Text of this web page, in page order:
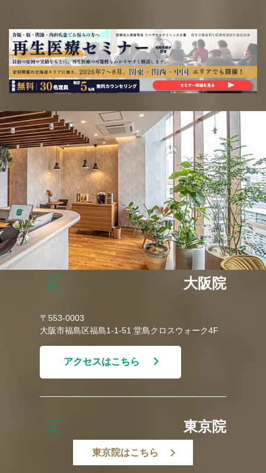
大阪院
〒553-0003
大阪市福島区福島1-1-51 堂島クロスウォーク4F
アクセスはこちら
東京院
東京院はこちら